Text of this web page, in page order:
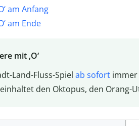
am Anfang
am Ende
mit ‚O‘
Land-Fluss-Spiel ab sofortimmer
den Oktopus, den Orang-